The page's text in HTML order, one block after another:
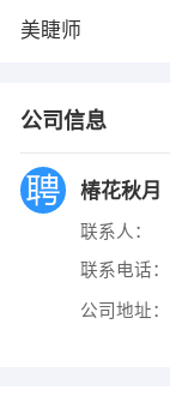
美睫师
公司信息
椿花秋月
联系人：
联系电话：
公司地址：